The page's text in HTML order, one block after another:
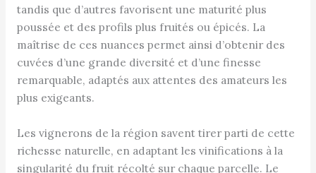
tandis que d’autres favorisent une maturité plus
poussée et des profils plus fruités ou épicés. La
maîtrise de ces nuances permet ainsi d’obtenir des
cuvées d’une grande diversité et d’une finesse
remarquable, adaptés aux attentes des amateurs les
plus exigeants.
Les vignerons de la région savent tirer parti de cette
richesse naturelle, en adaptant les vinifications à la
singularité du fruit récolté sur chaque parcelle. Le